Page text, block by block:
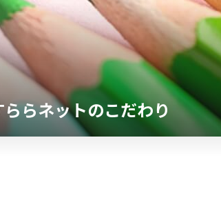
ららネットのこだわり